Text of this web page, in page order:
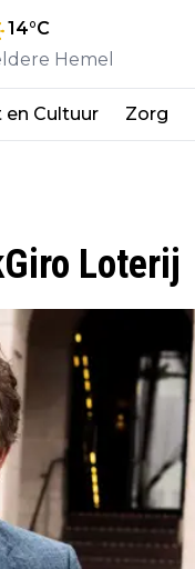
14°C
Hemel
en Cultuur Zorg
Loterij